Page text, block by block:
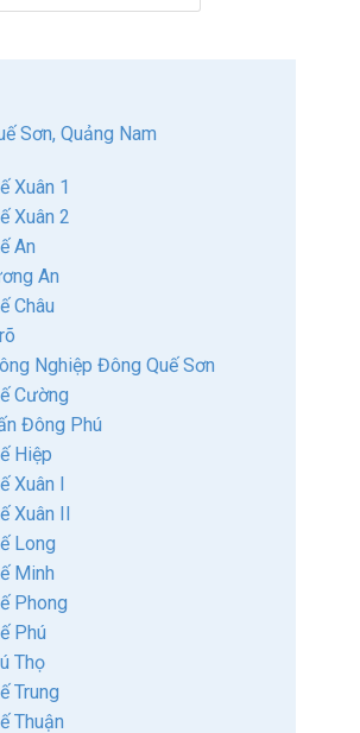
Sơn, Quảng Nam
Xuân 1
Xuân 2
An
An
Châu
Nghiệp Đông Quế Sơn
Cường
Đông Phú
Hiệp
Xuân I
Xuân II
Long
Minh
Phong
Phú
Thọ
Trung
Thuận